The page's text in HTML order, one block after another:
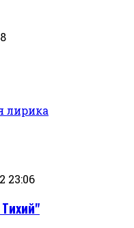
лирика
23:06